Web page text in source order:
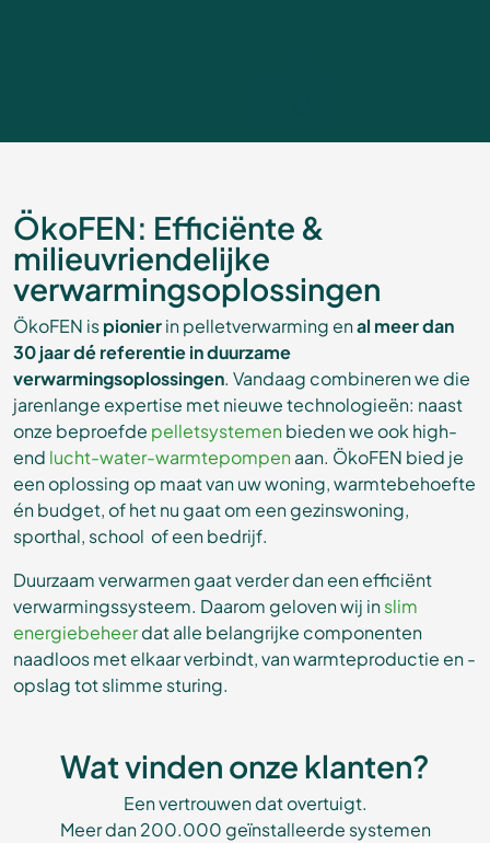
ÖkoFEN: Efficiënte &
milieuvriendelijke
verwarmingsoplossingen
ÖkoFEN ispionierin pelletverwarming enal meer dan
30 jaar dé referentie in duurzame
verwarmingsoplossingen. Vandaag combineren we die
jarenlange expertise met nieuwe technologieën: naast
onze beproefde pelletsystemen bieden we ook high-
end lucht-water-warmtepompen aan. ÖkoFEN bied je
een oplossing op maat van uw woning, warmtebehoefte
én budget, of het nu gaat om een gezinswoning,
sporthal, school of een bedrijf.
Duurzaam verwarmen gaat verder dan een efficiënt
verwarmingssysteem. Daarom geloven wij inslim
energiebeheerdat alle belangrijke componenten
naadloos met elkaar verbindt, van warmteproductie en -
opslag tot slimme sturing.
Wat vinden onze klanten?
Een vertrouwen dat overtuigt.
Meer dan 200.000 geïnstalleerde systemen